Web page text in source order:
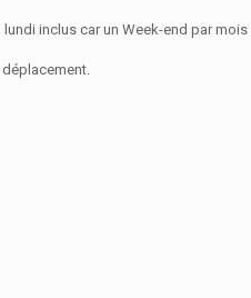
inclus car un Week-end par